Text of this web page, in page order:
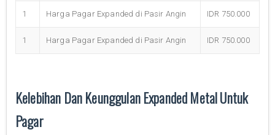
1 Harga Pagar Expanded di Pasir Angin IDR 750.000
1 Harga Pagar Expanded di Pasir Angin IDR 750.000
Kelebihan Dan Keunggulan Expanded Metal Untuk
Pagar